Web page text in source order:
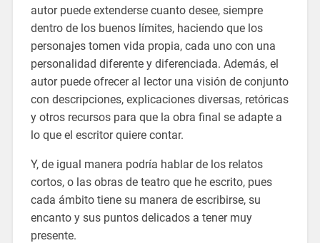
autor puede extenderse cuanto desee, siempre
dentro de los buenos límites, haciendo que los
personajes tomen vida propia, cada uno con una
personalidad diferente y diferenciada. Además, el
autor puede ofrecer al lector una visión de conjunto
con descripciones, explicaciones diversas, retóricas
y otros recursos para que la obra final se adapte a
lo que el escritor quiere contar.
Y, de igual manera podría hablar de los relatos
cortos, o las obras de teatro que he escrito, pues
cada ámbito tiene su manera de escribirse, su
encanto y sus puntos delicados a tener muy
presente.